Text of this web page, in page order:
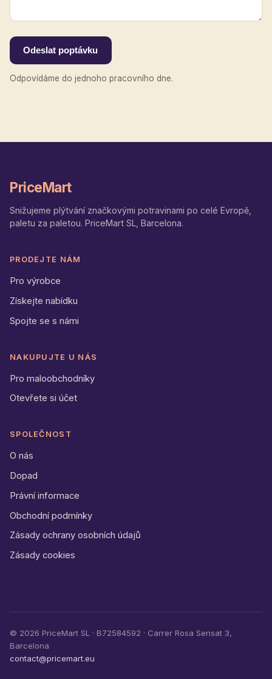
Odeslat poptávku
Odpovídáme do jednoho pracovního dne.
PriceMart
Snižujeme plýtvání značkovými potravinami po celé Evropě,
paletu za paletou. PriceMart SL, Barcelona.
PRODEJTE NÁM
Pro výrobce
Získejte nabídku
Spojte se s námi
NAKUPUJTE U NÁS
Pro maloobchodníky
Otevřete si účet
SPOLEČNOST
O nás
Dopad
Právní informace
Obchodní podmínky
Zásady ochrany osobních údajů
Zásady cookies
© 2026 PriceMart SL · B72584592 · Carrer Rosa Sensat 3,
Barcelona
contact@pricemart.eu